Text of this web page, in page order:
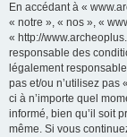
En accédant à «
« notre », « nos », «
« http://
responsable des
légalement
pas et/ou n’utilisez pas
ci à n’importe quel
informé, bien qu’il soit
même. Si vous